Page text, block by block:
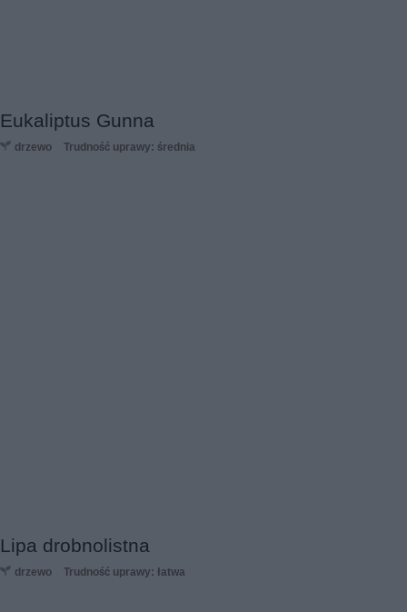
Eukaliptus Gunna
drzewo Trudność uprawy: średnia
Lipa drobnolistna
drzewo Trudność uprawy: łatwa